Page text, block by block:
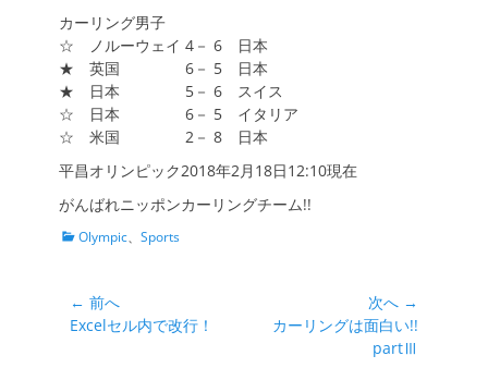
カーリング男子
☆ ノルーウェイ 4－ 6 日本
★ 英国 6－ 5 日本
★ 日本 5－ 6 スイス
☆ 日本 6－ 5 イタリア
☆ 米国 2－ 8 日本
平昌オリンピック2018年2月18日12:10現在
がんばれニッポンカーリングチーム!!
カ Olympic、 Sports
投
稿
← 前へ
前
Excelセル内で改行！
次へ →
カーリングは面白い!!
partⅢ